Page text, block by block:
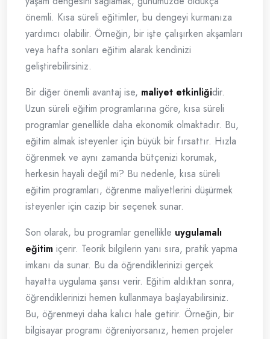
önemli. Kısa süreli eğitimler, bu dengeyi kurmanıza
yardımcı olabilir. Örneğin, bir işte çalışırken akşamları
veya hafta sonları eğitim alarak kendinizi
geliştirebilirsiniz.
Bir diğer önemli avantaj ise, maliyet etkinliğidir.
Uzun süreli eğitim programlarına göre, kısa süreli
programlar genellikle daha ekonomik olmaktadır. Bu,
eğitim almak isteyenler için büyük bir fırsattır. Hızla
öğrenmek ve aynı zamanda bütçenizi korumak,
herkesin hayali değil mi? Bu nedenle, kısa süreli
eğitim programları, öğrenme maliyetlerini düşürmek
isteyenler için cazip bir seçenek sunar.
Son olarak, bu programlar genellikle uygulamalı
eğitim içerir. Teorik bilgilerin yanı sıra, pratik yapma
imkanı da sunar. Bu da öğrendiklerinizi gerçek
hayatta uygulama şansı verir. Eğitim aldıktan sonra,
öğrendiklerinizi hemen kullanmaya başlayabilirsiniz.
Bu, öğrenmeyi daha kalıcı hale getirir. Örneğin, bir
bilgisayar programı öğreniyorsanız, hemen projeler